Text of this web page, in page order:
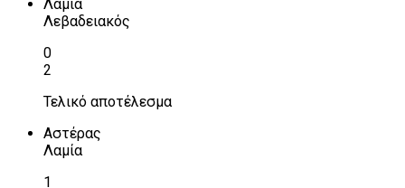
Λαμία
Λεβαδειακός
0
2
Τελικό αποτέλεσμα
Αστέρας
Λαμία
1